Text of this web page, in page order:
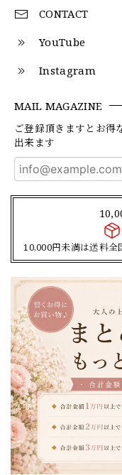
CONTACT
YouTube
Instagram
MAIL MAGAZINE
ご登録頂きますとお得
出来ます
10,000円未満は送料全